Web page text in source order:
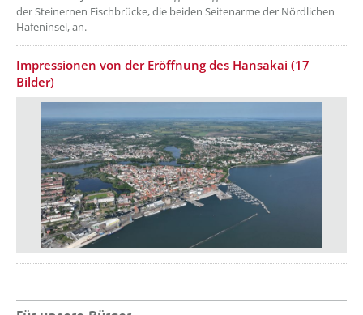
der Steinernen Fischbrücke, die beiden Seitenarme der Nördlichen
Hafeninsel, an.
Impressionen von der Eröffnung des Hansakai (17
Bilder)